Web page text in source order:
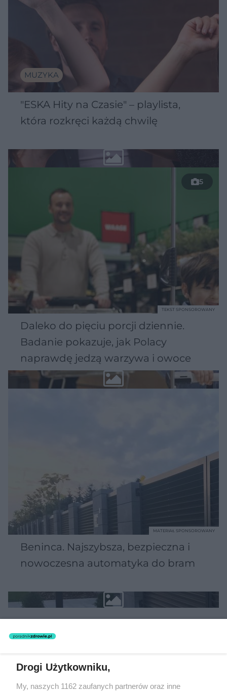
MUZYKA
"ESKA Hity na Czasie" – playlista,
która rozkręci każdą chwilę
5
Daleko do pięciu porcji dziennie.
Badanie pokazuje, jak Polacy
naprawdę jedzą warzywa i owoce
TEKST SPONSOROWANY
Beninca. Najszybsza, bezpieczna i
nowoczesna automatyka do bram
MATERIAŁ SPONSOROWANY
WSPÓŁPRACUJĄ Z NAMI:
Drogi Użytkowniku,
My, naszych 1162 zaufanych partnerów oraz inne